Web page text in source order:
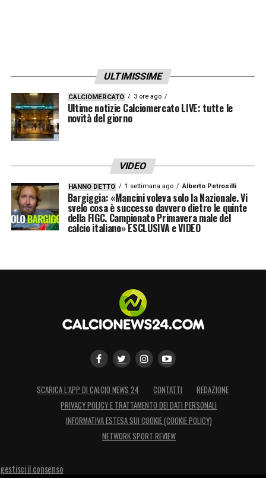
22 CRESPI
25 SIMY
26 DJIDJI
30 MESSIAS
44 PETRICCIONE
54 DI CARMINE
69 RECA
LA PLAYLIST DELLE NOSTRE TOP NEWS
ULTIMISSIME
CALCIOMERCATO 3 ore ago
Ultime notizie Calciomercato LIVE: tutte le
novità del giorno
VIDEO
HANNO DETTO 1 settimana ago Alberto Petrosilli
Bargiggia: «Mancini voleva solo la Nazionale. Vi
svelo cosa è successo davvero dietro le quinte
della FIGC. Campionato Primavera male del
calcio italiano» ESCLUSIVA e VIDEO
SCARICA L’APP DI CALCIO NEWS 24 CONTATTI
REDAZIONE
PRIVACY POLICY E TRATTAMENTO DEI DATI PERSONALI
INFORMATIVA ESTESA SUI COOKIE (COOKIE POLICY)
NETWORK SPORT REVIEW
gestisci il consenso